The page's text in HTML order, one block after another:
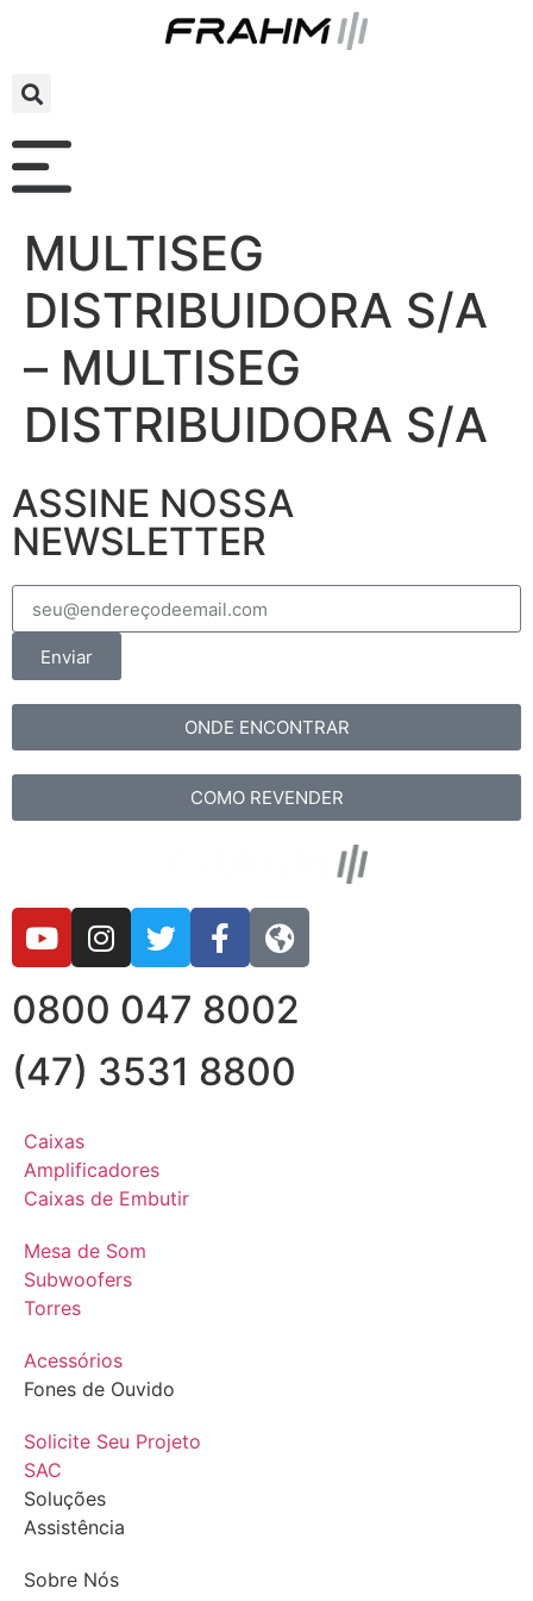
MULTISEG
DISTRIBUIDORA S/A
– MULTISEG
DISTRIBUIDORA S/A
ASSINE NOSSA
NEWSLETTER
Enviar
ONDE ENCONTRAR
COMO REVENDER
0800 047 8002
(47) 3531 8800
Caixas
Amplificadores
Caixas de Embutir
Mesa de Som
Subwoofers
Torres
Acessórios
Fones de Ouvido
Solicite Seu Projeto
SAC
Soluções
Assistência
Sobre Nós